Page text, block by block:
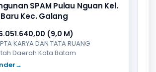
SPAM Pulau Nguan Kel.
Kec. Galang
(9,0 M)
KARYA DAN TATA RUANG
Daerah Kota Batam
→